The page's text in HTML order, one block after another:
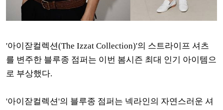
'아이잗컬렉션(The Izzat Collection)'의 스트라이프 셔츠
를 변주한 블루종 점퍼는 이번 봄시즌 최대 인기 아이템으
로 부상했다.
'아이잗컬렉션'의 블루종 점퍼는 넥라인의 자연스러운 셔